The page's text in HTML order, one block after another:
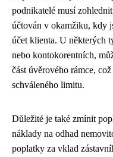
podnikatelé musí
účtován v okamžiku, kdy
účet klienta. U některých
nebo kontokorentních,
část úvěrového rámce,
schváleného limitu.
Důležité je také zmínit
náklady na odhad
poplatky za vklad